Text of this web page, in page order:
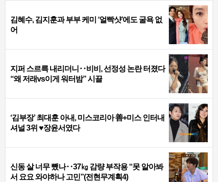
김혜수, 김지훈과 부부 케미 ‘얼빡샷’에도 굴욕 없
어
지퍼 스르륵 내리더니‥비비, 선정성 논란 터졌다
“왜 저래vs이게 워터밤” 시끌
‘김부장’ 최대훈 아내, 미스코리아 善+미스 인터내
셔널 3위 ♥장윤서였다
신동 살 너무 뺐나‥37㎏ 감량 부작용 “못 알아봐
서 요요 와야하나 고민”(전현무계획4)